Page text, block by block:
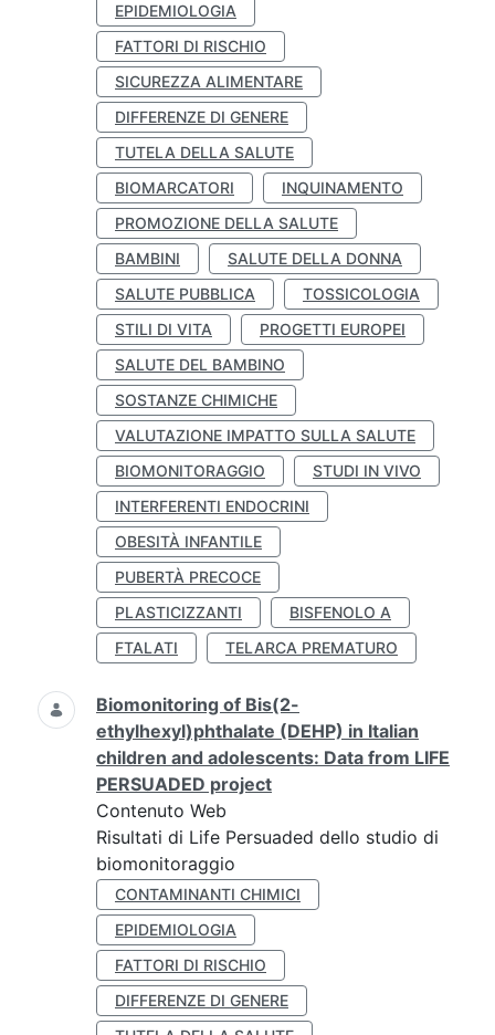
EPIDEMIOLOGIA
FATTORI DI RISCHIO
SICUREZZA ALIMENTARE
DIFFERENZE DI GENERE
TUTELA DELLA SALUTE
BIOMARCATORI
INQUINAMENTO
PROMOZIONE DELLA SALUTE
BAMBINI
SALUTE DELLA DONNA
SALUTE PUBBLICA
TOSSICOLOGIA
STILI DI VITA
PROGETTI EUROPEI
SALUTE DEL BAMBINO
SOSTANZE CHIMICHE
VALUTAZIONE IMPATTO SULLA SALUTE
BIOMONITORAGGIO
STUDI IN VIVO
INTERFERENTI ENDOCRINI
OBESITÀ INFANTILE
PUBERTÀ PRECOCE
PLASTICIZZANTI
BISFENOLO A
FTALATI
TELARCA PREMATURO
Biomonitoring of Bis(2-
ethylhexyl)phthalate (DEHP) in Italian
children and adolescents: Data from LIFE
PERSUADED project
Contenuto Web
Risultati di Life Persuaded dello studio di
biomonitoraggio
CONTAMINANTI CHIMICI
EPIDEMIOLOGIA
FATTORI DI RISCHIO
DIFFERENZE DI GENERE